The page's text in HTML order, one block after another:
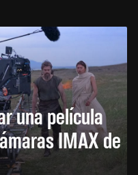
una película
IMAX de